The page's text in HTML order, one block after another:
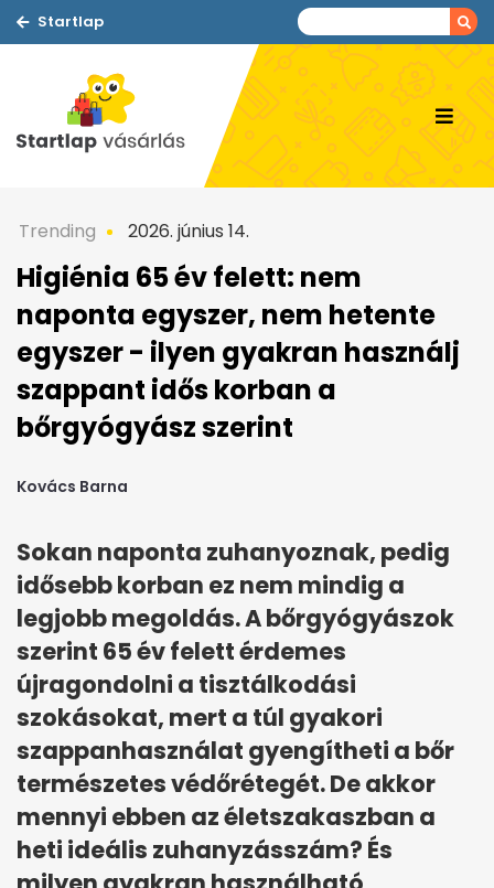
Startlap
Trending 2026. június 14.
Higiénia 65 év felett: nem
naponta egyszer, nem hetente
egyszer - ilyen gyakran használj
szappant idős korban a
bőrgyógyász szerint
Kovács Barna
Sokan naponta zuhanyoznak, pedig
idősebb korban ez nem mindig a
legjobb megoldás. A bőrgyógyászok
szerint 65 év felett érdemes
újragondolni a tisztálkodási
szokásokat, mert a túl gyakori
szappanhasználat gyengítheti a bőr
természetes védőrétegét. De akkor
mennyi ebben az életszakaszban a
heti ideális zuhanyzásszám? És